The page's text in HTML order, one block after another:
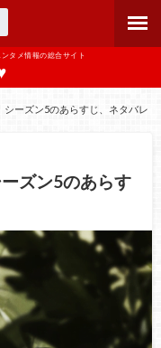
タメ情報の総合サイト
シーズン5のあらすじ、ネタバレ
ズン5のあらす